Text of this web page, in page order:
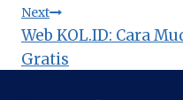
Next
Web KOL.ID: Cara
Gratis